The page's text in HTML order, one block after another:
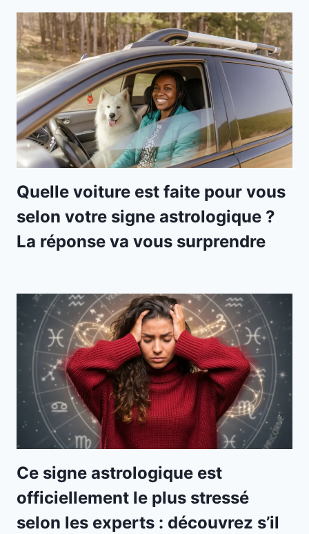
Quelle voiture est faite pour vous
selon votre signe astrologique ?
La réponse va vous surprendre
Ce signe astrologique est
officiellement le plus stressé
selon les experts : découvrez s’il